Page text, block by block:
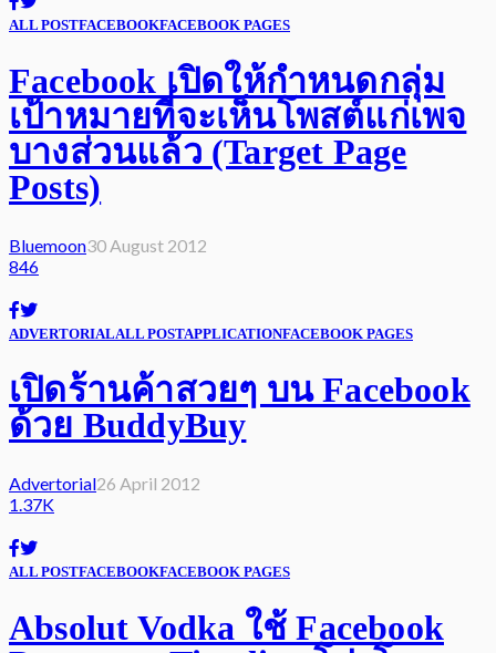
ALL POSTFACEBOOKFACEBOOK PAGES
Facebook เปิดให้กำหนดกลุ่ม
เป้าหมายที่จะเห็นโพสต์แก่เพจ
บางส่วนแล้ว (Target Page
Posts)
Bluemoon30 August 2012
846
ADVERTORIALALL POSTAPPLICATIONFACEBOOK PAGES
เปิดร้านค้าสวยๆ บน Facebook
ด้วย BuddyBuy
Advertorial26 April 2012
1.37K
ALL POSTFACEBOOKFACEBOOK PAGES
Absolut Vodka ใช้ Facebook